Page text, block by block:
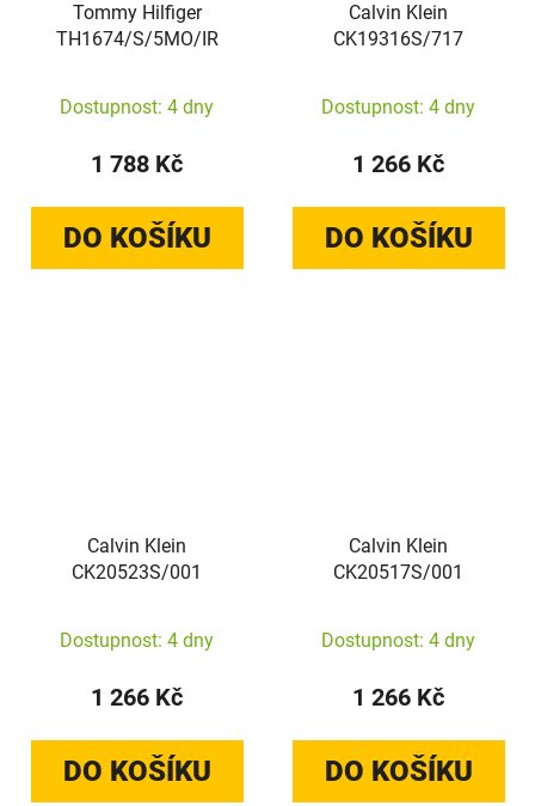
Tommy Hilfiger
TH1674/S/5MO/IR
Dostupnost: 4 dny
1 788 Kč
DO KOŠÍKU
Calvin Klein
CK19316S/717
Dostupnost: 4 dny
1 266 Kč
DO KOŠÍKU
Calvin Klein
CK20523S/001
Dostupnost: 4 dny
1 266 Kč
DO KOŠÍKU
Calvin Klein
CK20517S/001
Dostupnost: 4 dny
1 266 Kč
DO KOŠÍKU